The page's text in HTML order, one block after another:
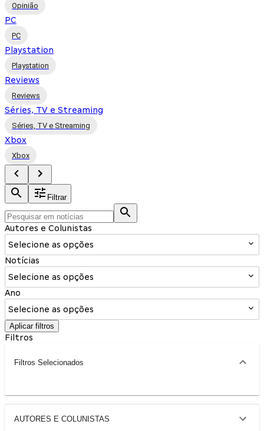
Opinião
PC
PC
Playstation
Playstation
Reviews
Reviews
Séries, TV e Streaming
Séries, TV e Streaming
Xbox
Xbox
Filtrar
Autores e Colunistas
Selecione as opções
Notícias
Selecione as opções
Ano
Selecione as opções
Aplicar filtros
Filtros
Filtros Selecionados
AUTORES E COLUNISTAS